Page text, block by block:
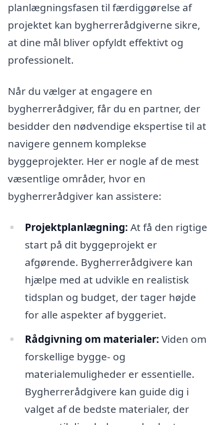
planlægningsfasen til færdiggørelse af
projektet kan bygherrerådgiverne sikre,
at dine mål bliver opfyldt effektivt og
professionelt.
Når du vælger at engagere en
bygherrerådgiver, får du en partner, der
besidder den nødvendige ekspertise til at
navigere gennem komplekse
byggeprojekter. Her er nogle af de mest
væsentlige områder, hvor en
bygherrerådgiver kan assistere:
Projektplanlægning: At få den rigtige
start på dit byggeprojekt er
afgørende. Bygherrerådgivere kan
hjælpe med at udvikle en realistisk
tidsplan og budget, der tager højde
for alle aspekter af byggeriet.
Rådgivning om materialer: Viden om
forskellige bygge- og
materialemuligheder er essentielle.
Bygherrerådgivere kan guide dig i
valget af de bedste materialer, der